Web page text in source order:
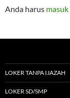
Anda harus masuk
LOKER TANPA IJAZAH
LOKER SD/SMP